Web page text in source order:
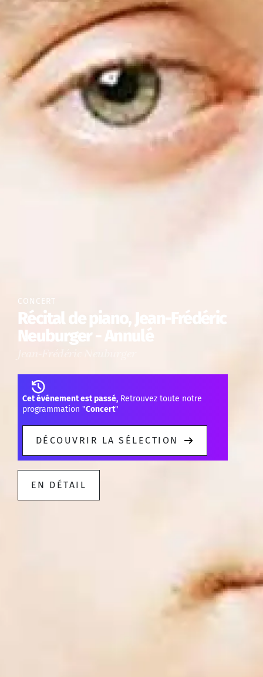
CONCERT
Récital de piano, Jean-Frédéric
Neuburger - Annulé
Cet événement est passé, Retrouvez toute notre
programmation "Concert"
DÉCOUVRIR LA SÉLECTION
EN DÉTAIL